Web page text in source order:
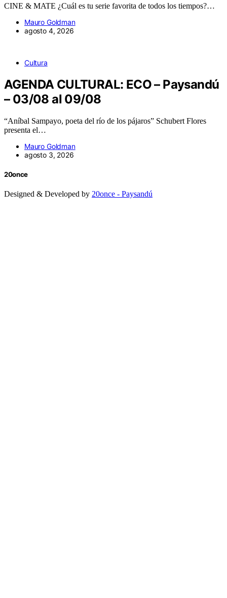
CINE & MATE ¿Cuál es tu serie favorita de todos los tiempos?…
Mauro Goldman
agosto 4, 2026
Cultura
AGENDA CULTURAL: ECO – Paysandú
– 03/08 al 09/08
“Aníbal Sampayo, poeta del río de los pájaros” Schubert Flores
presenta el…
Mauro Goldman
agosto 3, 2026
20once
Designed & Developed by 20once - Paysandú